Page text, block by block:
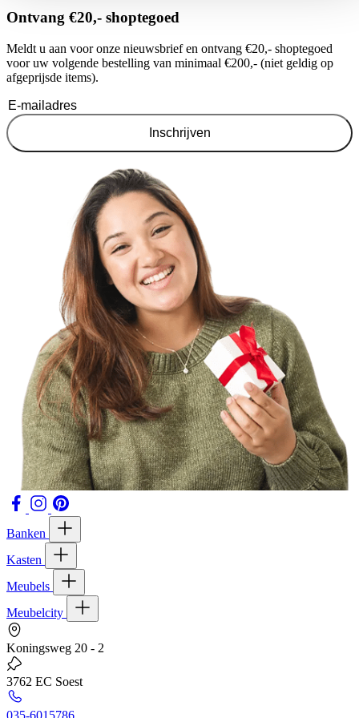
Ontvang €20,- shoptegoed
Meldt u aan voor onze nieuwsbrief en ontvang €20,- shoptegoed
voor uw volgende bestelling van minimaal €200,- (niet geldig op
afgeprijsde items).
Inschrijven
Banken
Kasten
Meubels
Meubelcity
Koningsweg 20 - 2
3762 EC Soest